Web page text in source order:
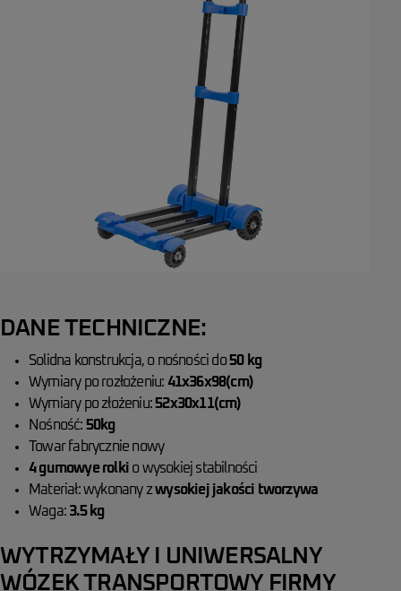
DANE TECHNICZNE:
Solidna konstrukcja, o nośności do50 kg
Wymiary po rozłożeniu: 41x36x98(cm)
Wymiary po złożeniu:52x30x11(cm)
Nośność: 50kg
Towar fabrycznie nowy
4 gumowye rolki o wysokiej stabilności
Materiał: wykonany zwysokiej jakości tworzywa
Waga: 3.5 kg
WYTRZYMAŁY I UNIWERSALNY
WÓZEK TRANSPORTOWY FIRMY